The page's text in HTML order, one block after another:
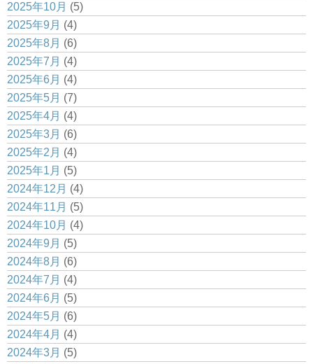
2025年10月 (5)
2025年9月 (4)
2025年8月 (6)
2025年7月 (4)
2025年6月 (4)
2025年5月 (7)
2025年4月 (4)
2025年3月 (6)
2025年2月 (4)
2025年1月 (5)
2024年12月 (4)
2024年11月 (5)
2024年10月 (4)
2024年9月 (5)
2024年8月 (6)
2024年7月 (4)
2024年6月 (5)
2024年5月 (6)
2024年4月 (4)
2024年3月 (5)